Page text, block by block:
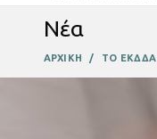
Νέα
ΑΡΧΙΚΗ ΤΟ ΕΚΔΔΑ